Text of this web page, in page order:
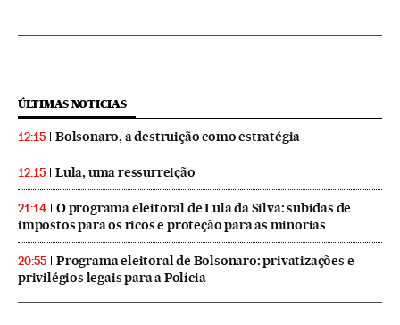
ÚLTIMAS NOTICIAS
12:15 Bolsonaro, a destruição como estratégia
12:15 Lula, uma ressurreição
21:14
O programa eleitoral de Lula da Silva: subidas de
impostos para os ricos e proteção para as minorias
20:55
Programa eleitoral de Bolsonaro: privatizações e
privilégios legais para a Polícia